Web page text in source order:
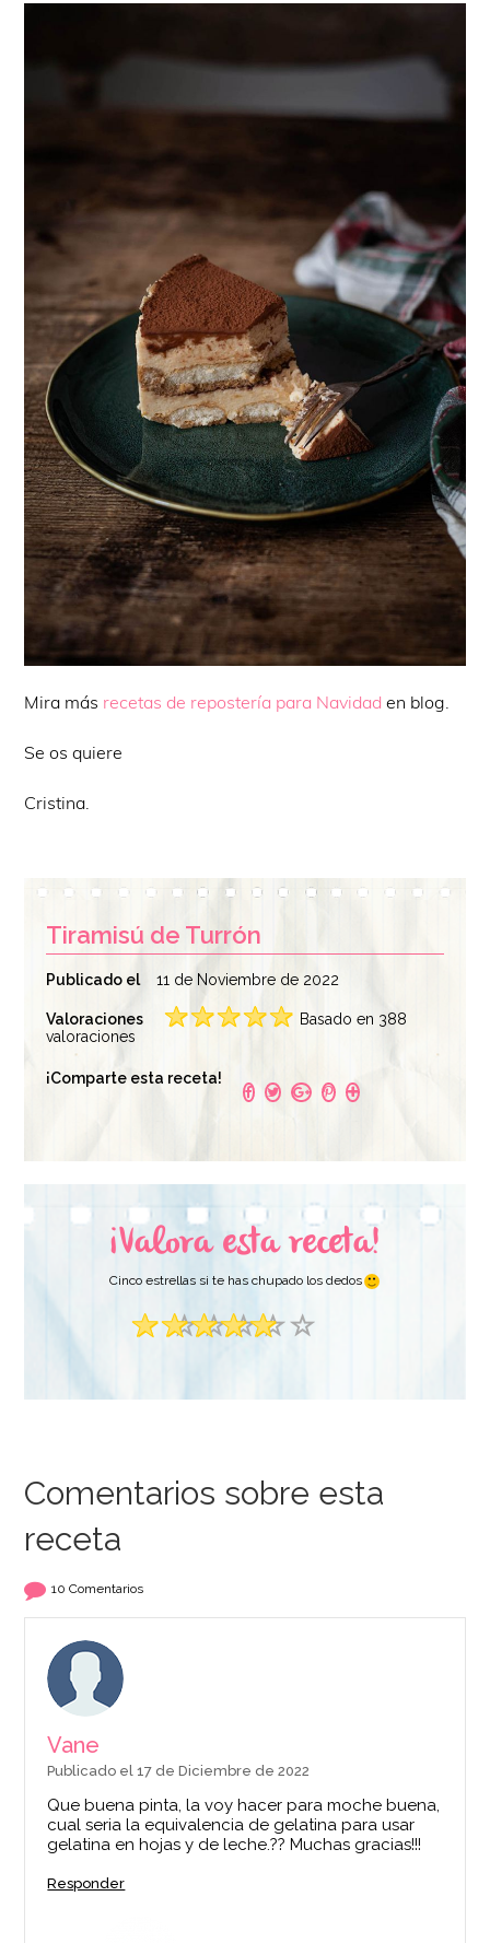
Mira más recetas de repostería para Navidaden blog.
Se os quiere
Cristina.
Tiramisú de Turrón
Publicado el 11 de Noviembre de 2022
Valoraciones
Basado en 388
valoraciones
¡Comparte esta receta!
¡Valora esta receta!
Cinco estrellas si te has chupado los dedos
Comentarios sobre esta
receta
10 Comentarios
Vane
Publicado el 17 de Diciembre de 2022
Que buena pinta, la voy hacer para moche buena,
cual seria la equivalencia de gelatina para usar
gelatina en hojas y de leche.?? Muchas gracias!!!
Responder